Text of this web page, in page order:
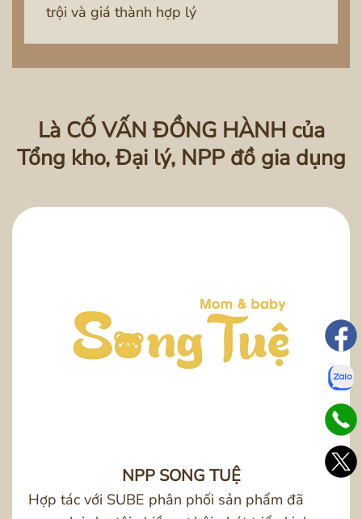
trội và giá thành hợp lý
Là CỐ VẤN ĐỒNG HÀNH của
Tổng kho, Đại lý, NPP đồ gia dụng
NPP SONG TUỆ
Hợp tác với SUBE phân phối sản phẩm đã